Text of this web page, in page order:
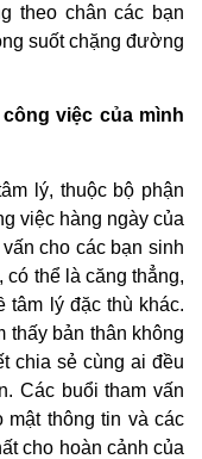
theo chân các bạn
suốt chặng đường
việc của mình
lý, thuộc bộ phận
việc hàng ngày của
cho các bạn sinh
có thể là căng thẳng,
tâm lý đặc thù khác.
thấy bản thân không
chia sẻ cùng ai đều
Các buổi tham vấn
mật thông tin và các
cho hoàn cảnh của